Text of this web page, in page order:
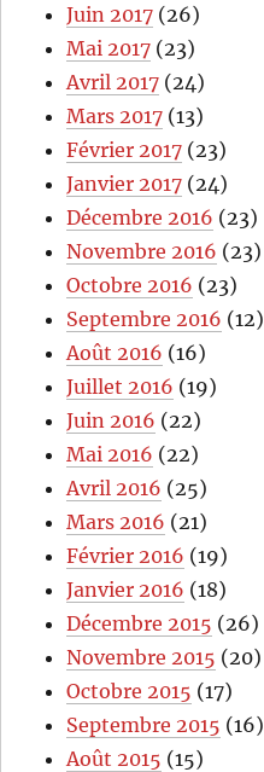
Juin 2017 (26)
Mai 2017 (23)
Avril 2017 (24)
Mars 2017 (13)
Février 2017 (23)
Janvier 2017 (24)
Décembre 2016 (23)
Novembre 2016 (23)
Octobre 2016 (23)
Septembre 2016 (12)
Août 2016 (16)
Juillet 2016 (19)
Juin 2016 (22)
Mai 2016 (22)
Avril 2016 (25)
Mars 2016 (21)
Février 2016 (19)
Janvier 2016 (18)
Décembre 2015 (26)
Novembre 2015 (20)
Octobre 2015 (17)
Septembre 2015 (16)
Août 2015 (15)